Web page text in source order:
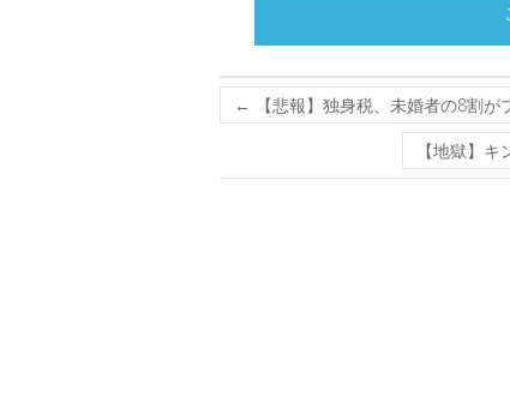
←
【悲報】独身税、未婚者の8割が
【地獄】